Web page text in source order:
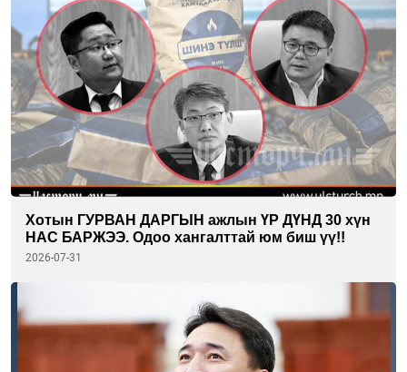
Хотын ГУРВАН ДАРГЫН ажлын ҮР ДҮНД 30 хүн
НАС БАРЖЭЭ. Одоо хангалттай юм биш үү!!
2026-07-31